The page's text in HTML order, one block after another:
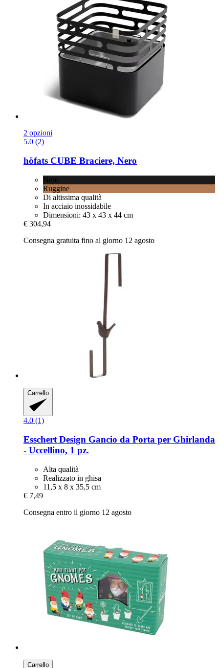
2 opzioni
5.0 (2)
höfats CUBE Braciere, Nero
Nero
Ruggine
Di altissima qualità
In acciaio inossidabile
Dimensioni: 43 x 43 x 44 cm
€ 304,94
Consegna gratuita fino al giorno 12 agosto
Carrello
4.0 (1)
Esschert Design Gancio da Porta per Ghirlanda
-​ Uccellino, 1 pz.
Alta qualità
Realizzato in ghisa
11,5 x 8 x 35,5 cm
€ 7,49
Consegna entro il giorno 12 agosto
Carrello